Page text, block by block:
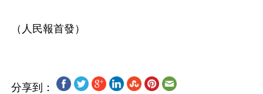
分享到：